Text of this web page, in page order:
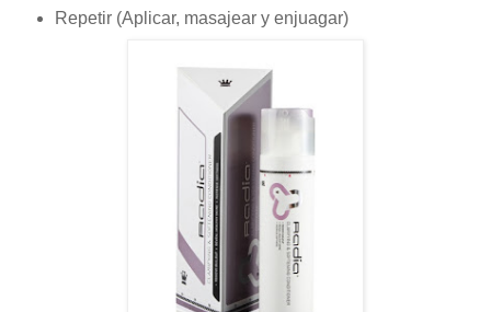
Repetir (Aplicar, masajear y enjuagar)